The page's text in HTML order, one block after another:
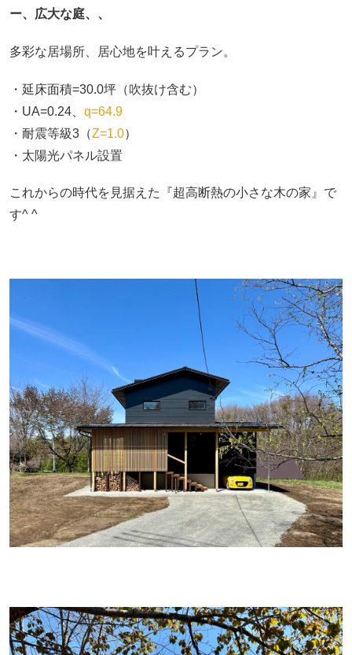
ー、広大な庭、、
多彩な居場所、居心地を叶えるプラン。
・延床面積=30.0坪（吹抜け含む）
・UA=0.24、 q=64.9
・耐震等級3（Z=1.0）
・太陽光パネル設置
これからの時代を見据えた『超高断熱の小さな木の家』で
す^ ^